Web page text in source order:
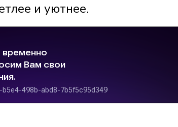
и уютнее.